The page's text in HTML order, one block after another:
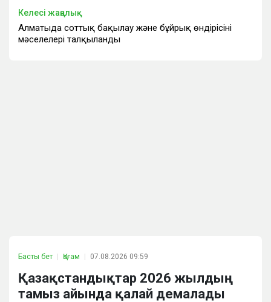
Келесі жаңалық
Алматыда соттық бақылау және бұйрық өндірісінің
мәселелері талқыланды
Басты бет Қоғам 07.08.2026 09:59
Қазақстандықтар 2026 жылдың
тамыз айында қалай демалады